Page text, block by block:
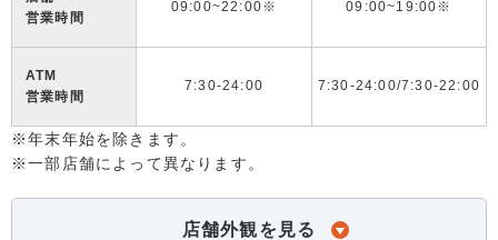
営業時間
09:00~22:00※ 09:00~19:00※
ATM
営業時間
7:30-24:00 7:30-24:00/7:30-22:00
※年末年始を除きます。
※一部店舗によって異なります。
店舗外観を見る